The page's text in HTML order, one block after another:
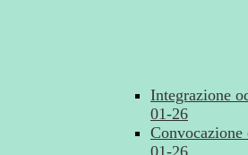
Integrazione
01-26